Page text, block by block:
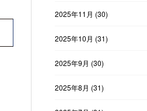
2025年11月 (30)
2025年10月 (31)
2025年9月 (30)
2025年8月 (31)